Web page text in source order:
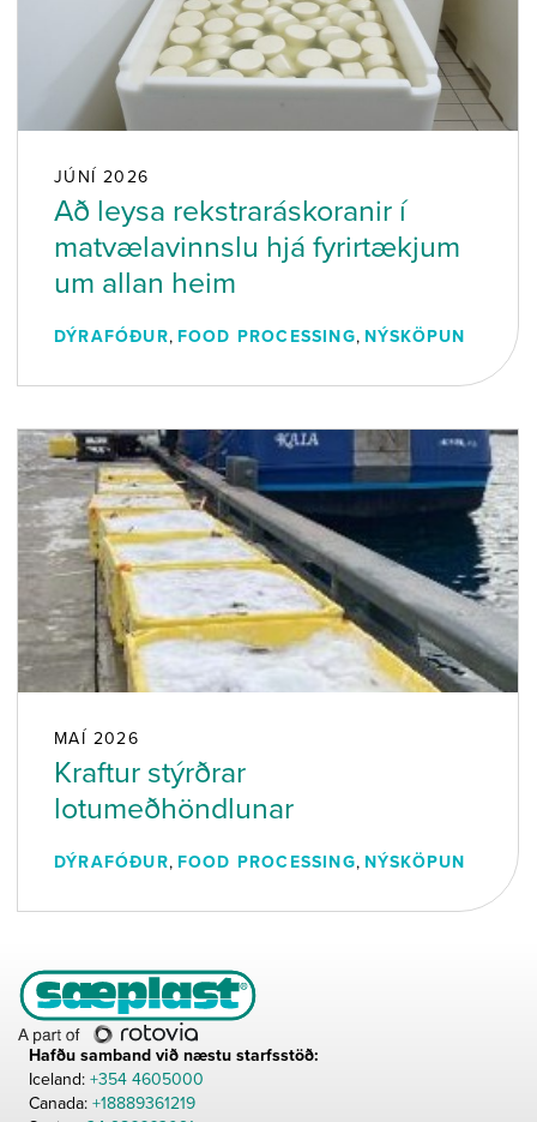
JÚNÍ 2026
Að leysa rekstraráskoranir í
matvælavinnslu hjá fyrirtækjum
um allan heim
DÝRAFÓÐUR, FOOD PROCESSING, NÝSKÖPUN
MAÍ 2026
Kraftur stýrðrar
lotumeðhöndlunar
DÝRAFÓÐUR, FOOD PROCESSING, NÝSKÖPUN
Hafðu samband við næstu starfsstöð:
Iceland:+354 4605000
Canada:+18889361219